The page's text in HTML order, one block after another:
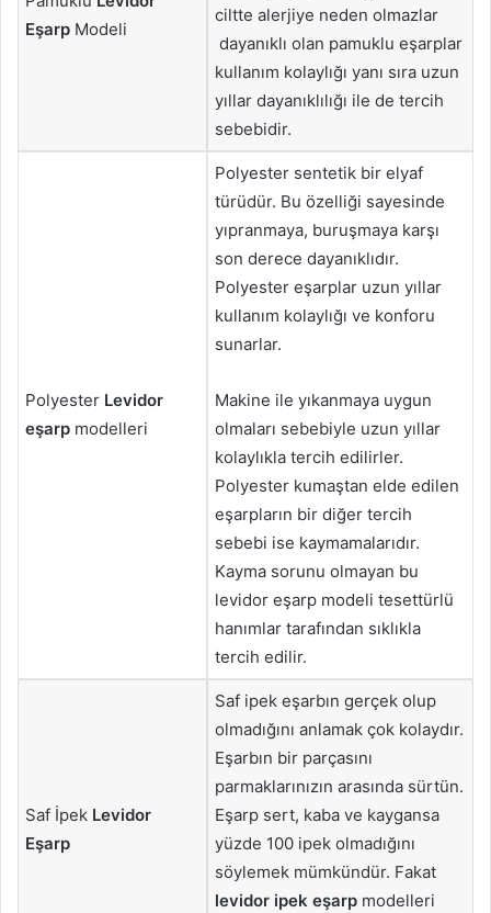
Eşarp Modeli
ciltte alerjiye neden olmazlar
dayanıklı olan pamuklu eşarplar
kullanım kolaylığı yanı sıra uzun
yıllar dayanıklılığı ile de tercih
sebebidir.
Polyester Levidor
eşarp modelleri
Polyester sentetik bir elyaf
türüdür. Bu özelliği sayesinde
yıpranmaya, buruşmaya karşı
son derece dayanıklıdır.
Polyester eşarplar uzun yıllar
kullanım kolaylığı ve konforu
sunarlar.
Makine ile yıkanmaya uygun
olmaları sebebiyle uzun yıllar
kolaylıkla tercih edilirler.
Polyester kumaştan elde edilen
eşarpların bir diğer tercih
sebebi ise kaymamalarıdır.
Kayma sorunu olmayan bu
levidor eşarp modeli tesettürlü
hanımlar tarafından sıklıkla
tercih edilir.
Saf İpek Levidor
Eşarp
Saf ipek eşarbın gerçek olup
olmadığını anlamak çok kolaydır.
Eşarbın bir parçasını
parmaklarınızın arasında sürtün.
Eşarp sert, kaba ve kaygansa
yüzde 100 ipek olmadığını
söylemek mümkündür. Fakat
levidor ipek eşarp modelleri